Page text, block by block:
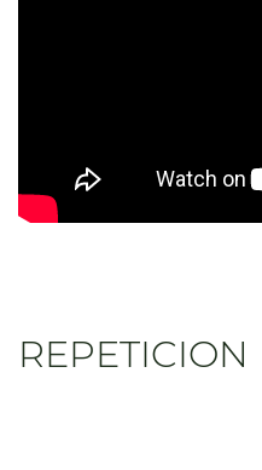
REPETICION